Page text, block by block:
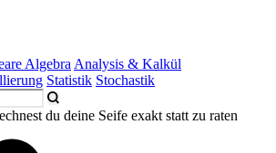
Algebra Analysis & Kalkül
Statistik Stochastik
du deine Seife exakt statt zu raten